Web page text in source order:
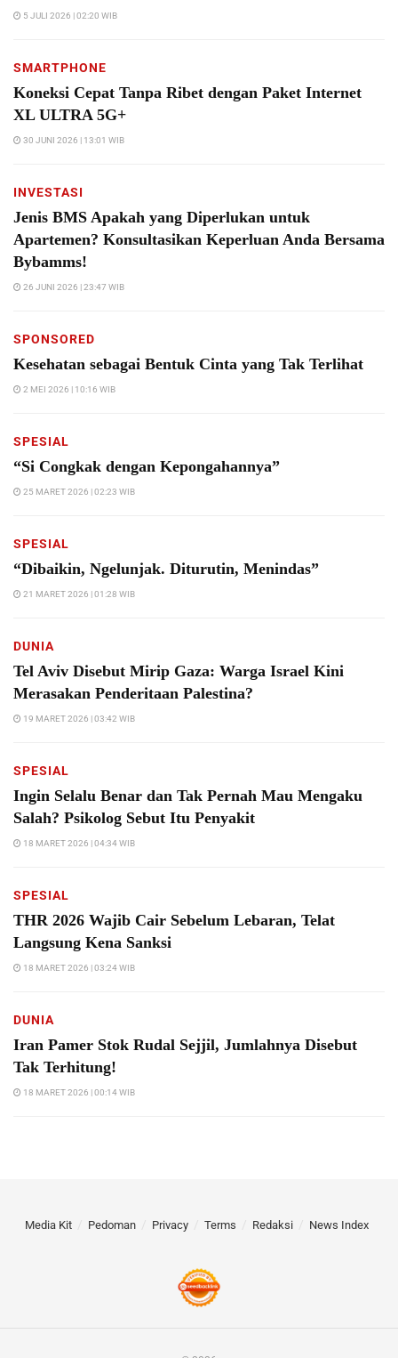
5 JULI 2026 | 02:20 WIB
SMARTPHONE
Koneksi Cepat Tanpa Ribet dengan Paket Internet
XL ULTRA 5G+
30 JUNI 2026 | 13:01 WIB
INVESTASI
Jenis BMS Apakah yang Diperlukan untuk
Apartemen? Konsultasikan Keperluan Anda Bersama
Bybamms!
26 JUNI 2026 | 23:47 WIB
SPONSORED
Kesehatan sebagai Bentuk Cinta yang Tak Terlihat
2 MEI 2026 | 10:16 WIB
SPESIAL
“Si Congkak dengan Kepongahannya”
25 MARET 2026 | 02:23 WIB
SPESIAL
“Dibaikin, Ngelunjak. Diturutin, Menindas”
21 MARET 2026 | 01:28 WIB
DUNIA
Tel Aviv Disebut Mirip Gaza: Warga Israel Kini
Merasakan Penderitaan Palestina?
19 MARET 2026 | 03:42 WIB
SPESIAL
Ingin Selalu Benar dan Tak Pernah Mau Mengaku
Salah? Psikolog Sebut Itu Penyakit
18 MARET 2026 | 04:34 WIB
SPESIAL
THR 2026 Wajib Cair Sebelum Lebaran, Telat
Langsung Kena Sanksi
18 MARET 2026 | 03:24 WIB
DUNIA
Iran Pamer Stok Rudal Sejjil, Jumlahnya Disebut
Tak Terhitung!
18 MARET 2026 | 00:14 WIB
Media Kit Pedoman Privacy Terms Redaksi News Index